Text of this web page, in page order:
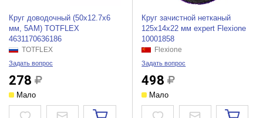
Круг доводочный (50x12.7x6
мм, 5AM) TOTFLEX
4631170636186
TOTFLEX
Задать вопрос
278
Мало
Круг зачистной нетканый
125x14x22 мм expert Flexione
10001858
Flexione
Задать вопрос
498
Мало